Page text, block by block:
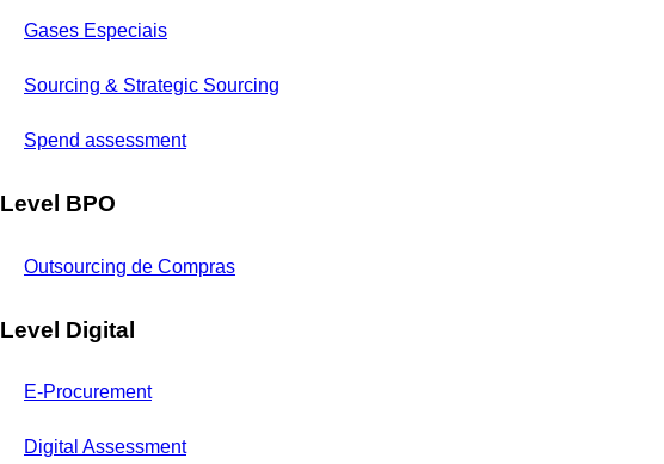
Gases Especiais
Sourcing & Strategic Sourcing
Spend assessment
Level BPO
Outsourcing de Compras
Level Digital
E-Procurement
Digital Assessment